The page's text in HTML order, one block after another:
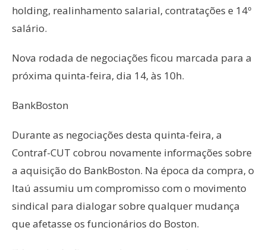
holding, realinhamento salarial, contratações e 14º
salário.
Nova rodada de negociações ficou marcada para a
próxima quinta-feira, dia 14, às 10h.
BankBoston
Durante as negociações desta quinta-feira, a
Contraf-CUT cobrou novamente informações sobre
a aquisição do BankBoston. Na época da compra, o
Itaú assumiu um compromisso com o movimento
sindical para dialogar sobre qualquer mudança
que afetasse os funcionários do Boston.